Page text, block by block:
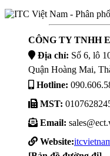
CÔNG TY TNHH
Địa chỉ: Số 6, lô
Quận Hoàng Mai,
Hotline:
MST:
Email:
Website: